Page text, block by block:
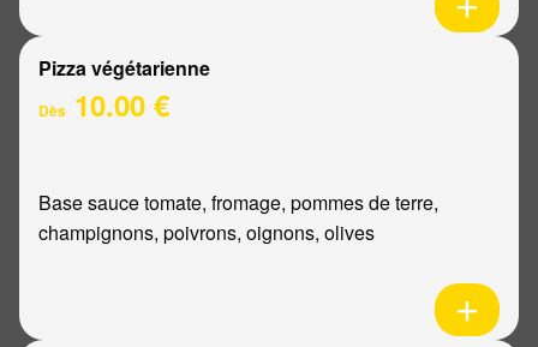
Pizza végétarienne
Dès 10.00 €
Base sauce tomate, fromage, pommes de terre,
champignons, poivrons, oignons, olives